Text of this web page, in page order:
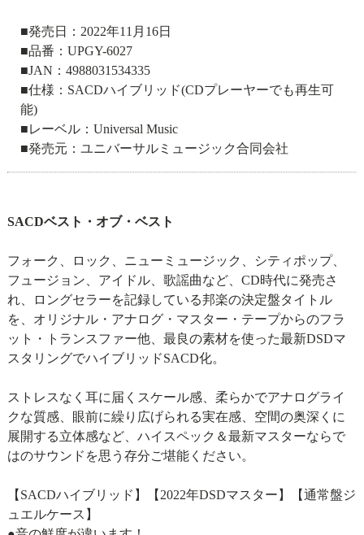
■発売日：2022年11月16日
■品番：UPGY-6027
■JAN：4988031534335
■仕様：SACDハイブリッド(CDプレーヤーでも再生可
能)
■レーベル：Universal Music
■発売元：ユニバーサルミュージック合同会社
SACDベスト・オブ・ベスト
フォーク、ロック、ニューミュージック、シティポップ、
フュージョン、アイドル、歌謡曲など、CD時代に発売さ
れ、ロングセラーを記録している邦楽の決定盤タイトル
を、オリジナル・アナログ・マスター・テープからのフラ
ット・トランスファー他、最良の素材を使った最新DSDマ
スタリングでハイブリッドSACD化。
ストレスなく耳に届くスケール感、柔らかでアナログライ
クな質感、眼前に繰り広げられる実在感、空間の奥深くに
展開する立体感など、ハイスペック＆最新マスターならで
はのサウンドを思う存分ご堪能ください。
【SACDハイブリッド】【2022年DSDマスター】【通常盤ジ
ュエルケース】